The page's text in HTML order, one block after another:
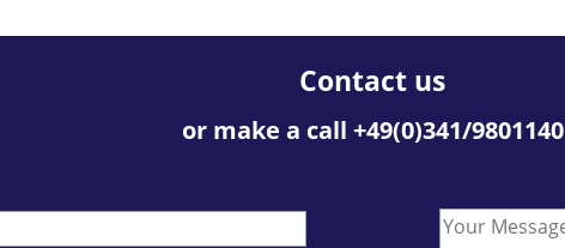
Contact us
or make a call +49(0)341/9801140